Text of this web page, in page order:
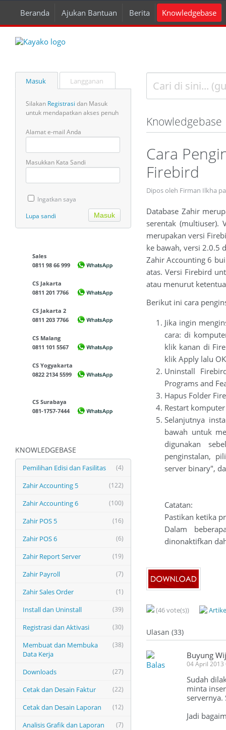
Beranda Ajukan Bantuan Berita Knowledgebase
Masuk Langganan
Silakan Registrasi dan Masuk
untuk mendapatkan akses penuh
Alamat e-mail Anda
Masukkan Kata Sandi
Ingatkan saya
Lupa sandi
Sales
0811 98 66 999
CS Jakarta
0811 201 7766
CS Jakarta 2
0811 203 7766
CS Malang
0811 101 5567
CS Yogyakarta
0822 2134 5599
CS Surabaya
081-1757-7444
KNOWLEDGEBASE
(4)
Pemilihan Edisi dan Fasilitas
(122)
Zahir Accounting 5
(100)
Zahir Accounting 6
(16)
Zahir POS 5
(6)
Zahir POS 6
(19)
Zahir Report Server
(7)
Zahir Payroll
(1)
Zahir Sales Order
(39)
Install dan Uninstall
(30)
Registrasi dan Aktivasi
(38)
Membuat dan Membuka
Data Kerja
(27)
Downloads
(22)
Cetak dan Desain Faktur
(12)
Cetak dan Desain Laporan
(7)
Analisis Grafik dan Laporan
Knowledgebase
Cara
Firebird
Dipos oleh Firman Ilkha
Database Zahir
serentak (multiuser).
merupakan versi
ke bawah, versi 2.0.5
Zahir Accounting 6
atas. Versi Firebird
atau menurut
Berikut ini cara
Jika ingin
cara: di
klik kanan di
klik Apply lalu
Uninstall
Programs and
Hapus Folder
Restart
Selanjutnya
bawah untuk
digunakan
penginstalan,
server binary",
Catatan:
Pastikan ketika
Dalam
dinonaktifkan
(46 vote(s))
Ulasan (33)
Balas
Buyung
04 April 2013
Sudah
minta
servernya.
Jadi